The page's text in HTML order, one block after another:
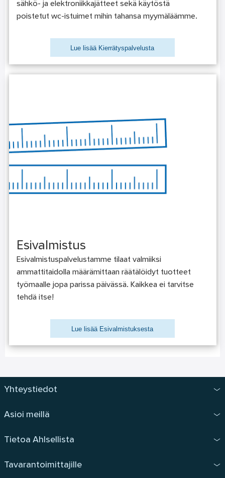
sähkö- ja elektroniikkajätteet sekä käytöstä
poistetut wc-istuimet mihin tahansa myymäläämme.
Lue lisää Kierrätyspalvelusta
Esivalmistus
Esivalmistuspalvelustamme tilaat valmiiksi
ammattitaidolla määrämittaan räätälöidyt tuotteet
työmaalle jopa parissa päivässä. Kaikkea ei tarvitse
tehdä itse!
Lue lisää Esivalmistuksesta
Yhteystiedot
Asioi meillä
Tietoa Ahlsellista
Tavarantoimittajille